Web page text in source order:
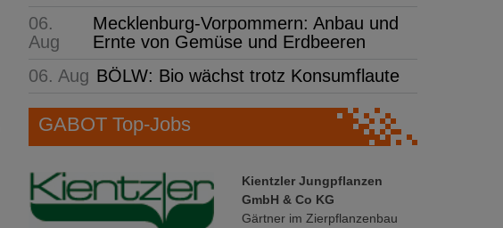
06.
Aug
Mecklenburg-Vorpommern: Anbau und
Ernte von Gemüse und Erdbeeren
06. Aug BÖLW: Bio wächst trotz Konsumflaute
GABOT Top-Jobs
Kientzler Jungpflanzen
GmbH & Co KG
Gärtner im Zierpflanzenbau